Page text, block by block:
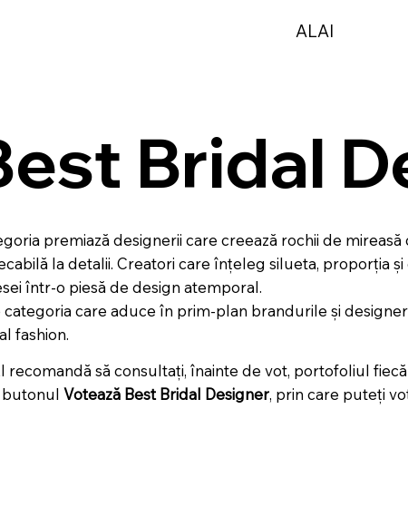
ALAI
Bridal
premiază designerii care creează rochii de
la detalii. Creatori care înțeleg silueta, proporția
într-o piesă de design atemporal.
categoria care aduce în prim-plan brandurile și
fashion.
recomandă să consultați, înainte de vot, portofoliul
butonul Votează Best Bridal Designer, prin care puteți